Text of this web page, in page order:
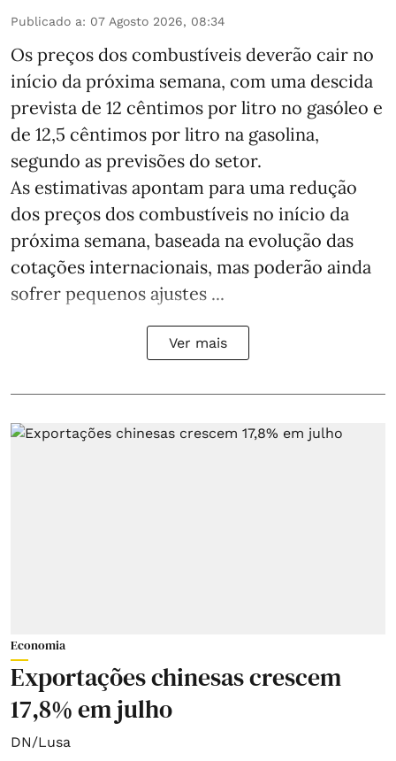
Publicado a: 07 Agosto 2026, 08:34
Os preços dos combustíveis deverão cair no
início da próxima semana, com uma descida
prevista de 12 cêntimos por litro no gasóleo e
de 12,5 cêntimos por litro na gasolina,
segundo as previsões do setor.
As estimativas apontam para uma redução
dos preços dos combustíveis no início da
próxima semana, baseada na evolução das
cotações internacionais, mas poderão ainda
sofrer pequenos ajustes ...
Ver mais
Economia
Exportações chinesas crescem
17,8% em julho
DN/Lusa